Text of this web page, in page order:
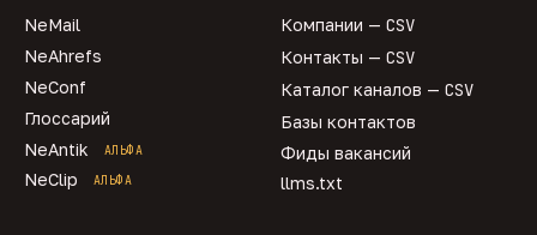
NeMail
NeAhrefs
NeConf
Глоссарий
NeAntik
АЛЬФА
NeClip АЛЬФА
Компании — CSV
Контакты — CSV
Каталог каналов — CSV
Базы контактов
Фиды вакансий
llms.txt